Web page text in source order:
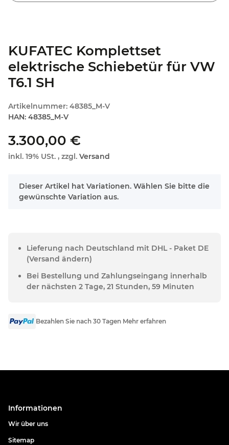
KUFATEC Komplettset
elektrische Schiebetür für VW
T6.1 SH
Artikelnummer: 48385_M-V
HAN: 48385_M-V
3.300,00 €
inkl. 19% USt. , zzgl. Versand
x
Dieser Artikel hat Variationen. Wählen Sie bitte die
gewünschte Variation aus.
Lieferung nach Deutschland mit DHL - Paket DE
(Versand ändern)
Bei Bestellung und Zahlungseingang innerhalb
der nächsten 2 Tage, 21 Stunden, 59 Minuten
Bezahlen Sie nach 30 Tagen Mehr erfahren
Informationen
Wir über uns
Sitemap